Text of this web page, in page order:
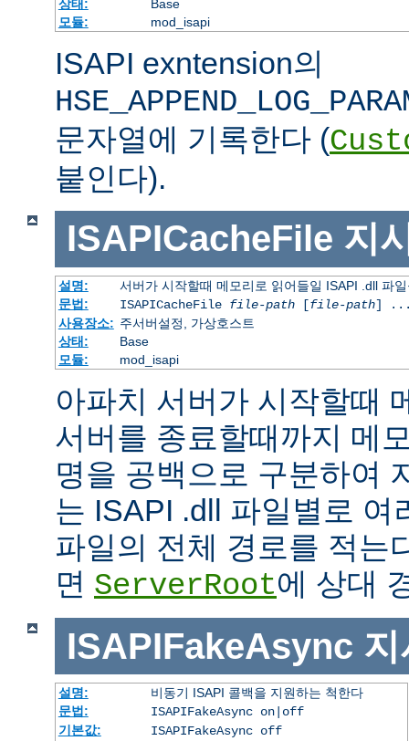
상태:
Base
모듈:
mod_isapi
ISAPI exntension의
문자열에 기록한다 (
붙인다).
ISAPICacheFile 지
설명:
서버가 시작할때 메모리로 읽어들일 ISAPI .dll 파
문법:
ISAPICacheFile file-path[file-path]
사용장소: 주서버설정, 가상호스트
상태:
Base
모듈:
mod_isapi
아파치 서버가 시작할때
서버를 종료할때까지 메
명을 공백으로 구분하여
는 ISAPI .dll 파일별로 여
파일의 전체 경로를 적는
면 ServerRoot에 상대
ISAPIFakeAsync 지
설명:
비동기 ISAPI 콜백을 지원하는 척한다
문법:
ISAPIFakeAsync on|off
기본값:
ISAPIFakeAsync off